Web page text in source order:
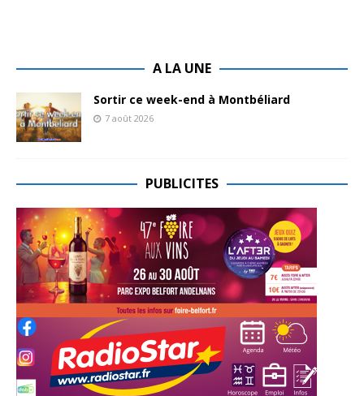
A LA UNE
Sortir ce week-end à Montbéliard
7 août 2026
PUBLICITES